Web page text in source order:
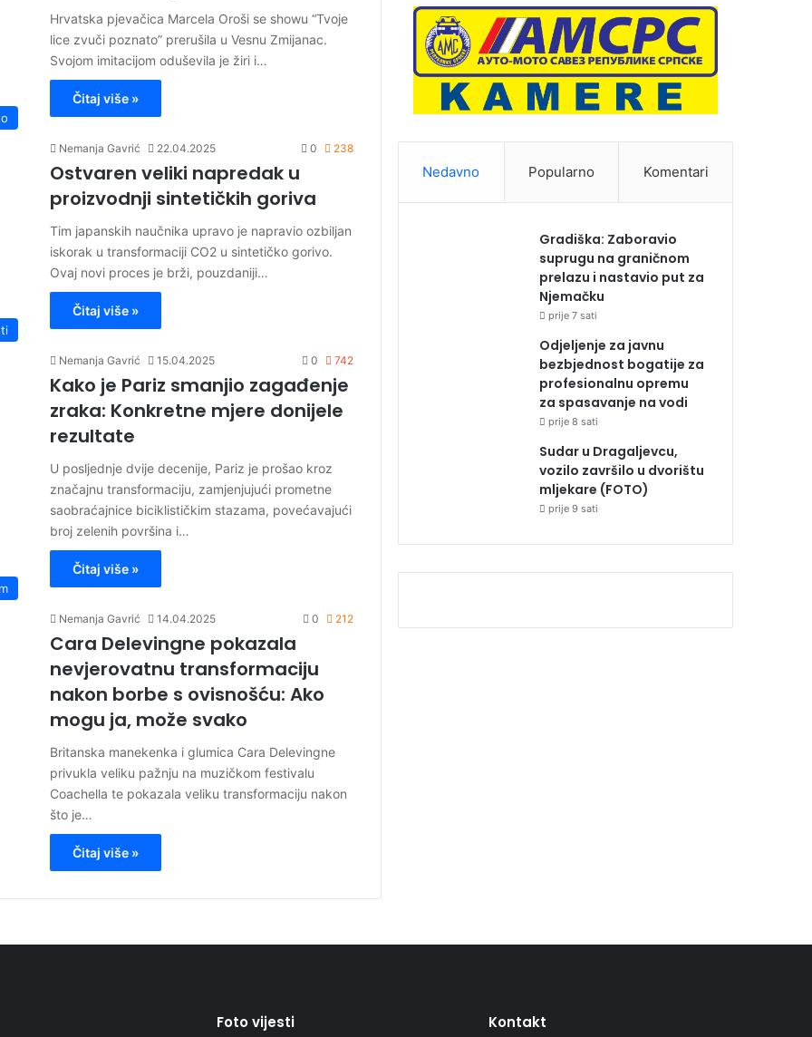
Hrvatska pjevačica Marcela Oroši se showu “Tvoje
lice zvuči poznato” prerušila u Vesnu Zmijanac.
Svojom imitacijom oduševila je žiri i…
Čitaj više »
Nemanja Gavrić 22.04.2025 0 238
Ostvaren veliki napredak u
proizvodnji sintetičkih goriva
Tim japanskih naučnika upravo je napravio ozbiljan
iskorak u transformaciji CO2 u sintetičko gorivo.
Ovaj novi proces je brži, pouzdaniji…
Čitaj više »
Nemanja Gavrić 15.04.2025 0 742
Kako je Pariz smanjio zagađenje
zraka: Konkretne mjere donijele
rezultate
U posljednje dvije decenije, Pariz je prošao kroz
značajnu transformaciju, zamjenjujući prometne
saobraćajnice biciklističkim stazama, povećavajući
broj zelenih površina i…
Čitaj više »
Nemanja Gavrić 14.04.2025 0 212
Cara Delevingne pokazala
nevjerovatnu transformaciju
nakon borbe s ovisnošću: Ako
mogu ja, može svako
Britanska manekenka i glumica Cara Delevingne
privukla veliku pažnju na muzičkom festivalu
Coachella te pokazala veliku transformaciju nakon
što je…
Čitaj više »
Nedavno Popularno Komentari
Gradiška: Zaboravio
suprugu na graničnom
prelazu i nastavio put za
Njemačku
prije 7 sati
Odjeljenje za javnu
bezbjednost bogatije za
profesionalnu opremu
za spasavanje na vodi
prije 8 sati
Sudar u Dragaljevcu,
vozilo završilo u dvorištu
mljekare (FOTO)
prije 9 sati
Foto vijesti Kontakt